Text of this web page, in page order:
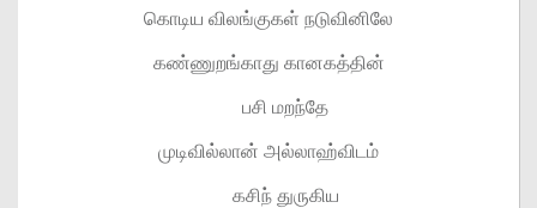
கொடிய விலங்குகள் நடுவினிலே
கண்ணுறங்காது கானகத்தின்
பசி மறந்தே
முடிவில்லான் அல்லாஹ்விடம்
கசிந் துருகிய